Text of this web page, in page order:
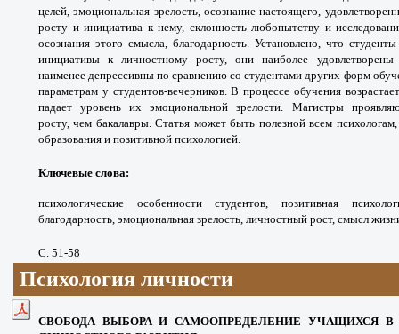
целей, эмоциональная зрелость, осознание настоящего,
росту и инициатива к нему, склонность любопытству и
осознания этого смысла, благодарность. Установлено, что
инициативы к личностному росту, они наиболее
наименее депрессивны по сравнению со студентами других форм
параметрам у студентов-вечерников. В процессе обучения
падает уровень их эмоциональной зрелости. Магистры
росту, чем бакалавры. Статья может быть полезной всем
образования и позитивной психологией.
Ключевые слова:
психологические особенности студентов, позитивная
благодарность, эмоциональная зрелость, личностный рост, смысл
С. 51-58
Психология личности
СВОБОДА ВЫБОРА И САМООПРЕДЕЛЕНИЕ УЧАЩИХСЯ В